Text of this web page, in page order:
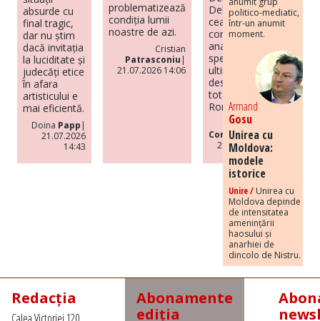
absurde cu
final tragic,
dar nu știm
dacă invitația
la luciditate și
judecăți etice
în afara
artisticului e
mai eficientă.
Doina Papp |
21.07.2026
14:43
problematizează
condiția lumii
noastre de azi.
Cristian
Patrasconiu |
21.07.2026 14:06
Deletant, este
cea mai
completă
analiză de
specialitate din
ultimii ani
despre regimul
totalitar din
România.
Constantinescu
21.07.2026 14:37
politico-mediatic,
într-un anumit
moment.
Armand
Gosu
Unirea cu
Moldova:
modele
istorice
Unire / Unirea cu
Moldova depinde
de intensitatea
amenințării
haosului și
anarhiei de
dincolo de Nistru.
Redacția
Abonamente
ediția